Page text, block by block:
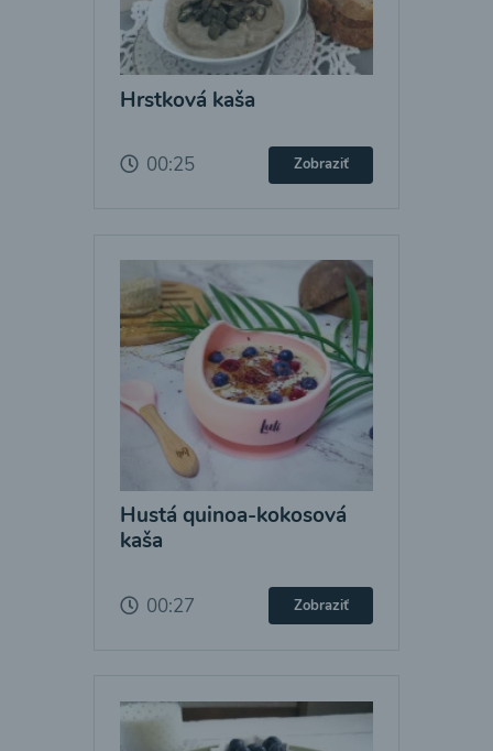
Hrstková kaša
00:25 Zobraziť
Hustá quinoa-kokosová
kaša
00:27 Zobraziť